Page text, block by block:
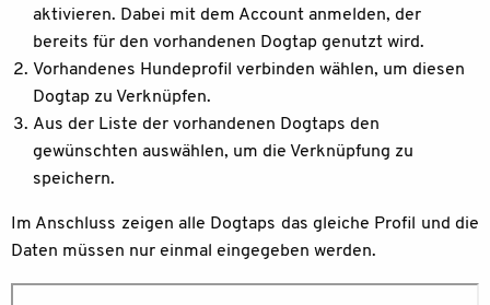
aktivieren. Dabei mit dem Account anmelden, der
bereits für den vorhandenen Dogtap genutzt wird.
Vorhandenes Hundeprofil verbinden wählen, um diesen
Dogtap zu Verknüpfen.
Aus der Liste der vorhandenen Dogtaps den
gewünschten auswählen, um die Verknüpfung zu
speichern.
Im Anschluss zeigen alle Dogtaps das gleiche Profil und die
Daten müssen nur einmal eingegeben werden.